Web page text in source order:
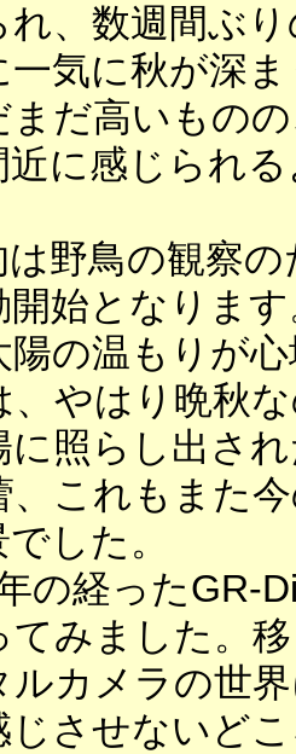
れ、数週間ぶ
気に秋が深
まだ高いもの
近に感じられ
野鳥の観察の
始となりま
の温もりが
、やはり晩秋
に照らし出さ
、これもまた
した。
の経ったGR-
てみました。
ルカメラの世
じさせないど